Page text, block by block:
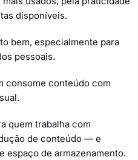
disponíveis.
bem, especialmente para
pessoais.
consome conteúdo com
quem trabalha com
de conteúdo — e
espaço de armazenamento.